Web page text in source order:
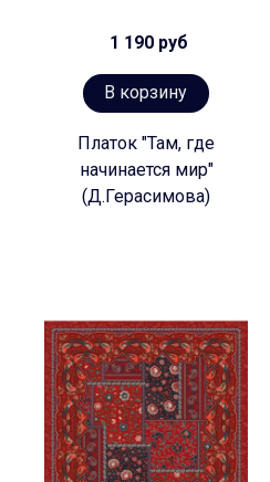
1 190 руб
В корзину
Платок "Там, где
начинается мир"
(Д.Герасимова)